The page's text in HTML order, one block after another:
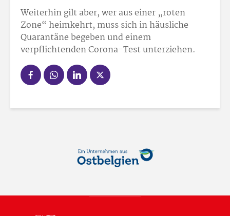
Weiterhin gilt aber, wer aus einer „roten
Zone“ heimkehrt, muss sich in häusliche
Quarantäne begeben und einem
verpflichtenden Corona-Test unterziehen.